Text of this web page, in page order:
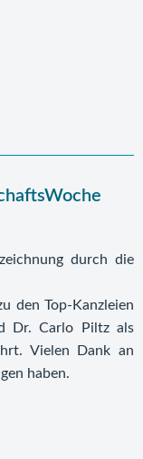
durch die
den Top-Kanzleien
Dr. Carlo Piltz als
Vielen Dank an
haben.